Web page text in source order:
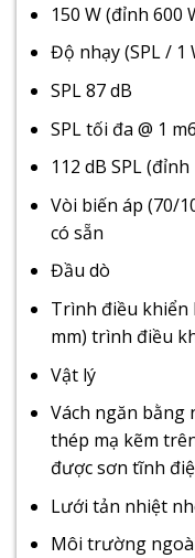
150 W (đỉnh 600
Độ nhạy (SPL / 1
SPL 87 dB
SPL tối đa @ 1 m6
112 dB SPL (đỉnh
Vòi biến áp (70/
có sẵn
Đầu dò
Trình điều khiển
mm) trình điều
Vật lý
Vách ngăn bằng
thép mạ kẽm
được sơn tĩnh
Lưới tản nhiệt
Môi trường